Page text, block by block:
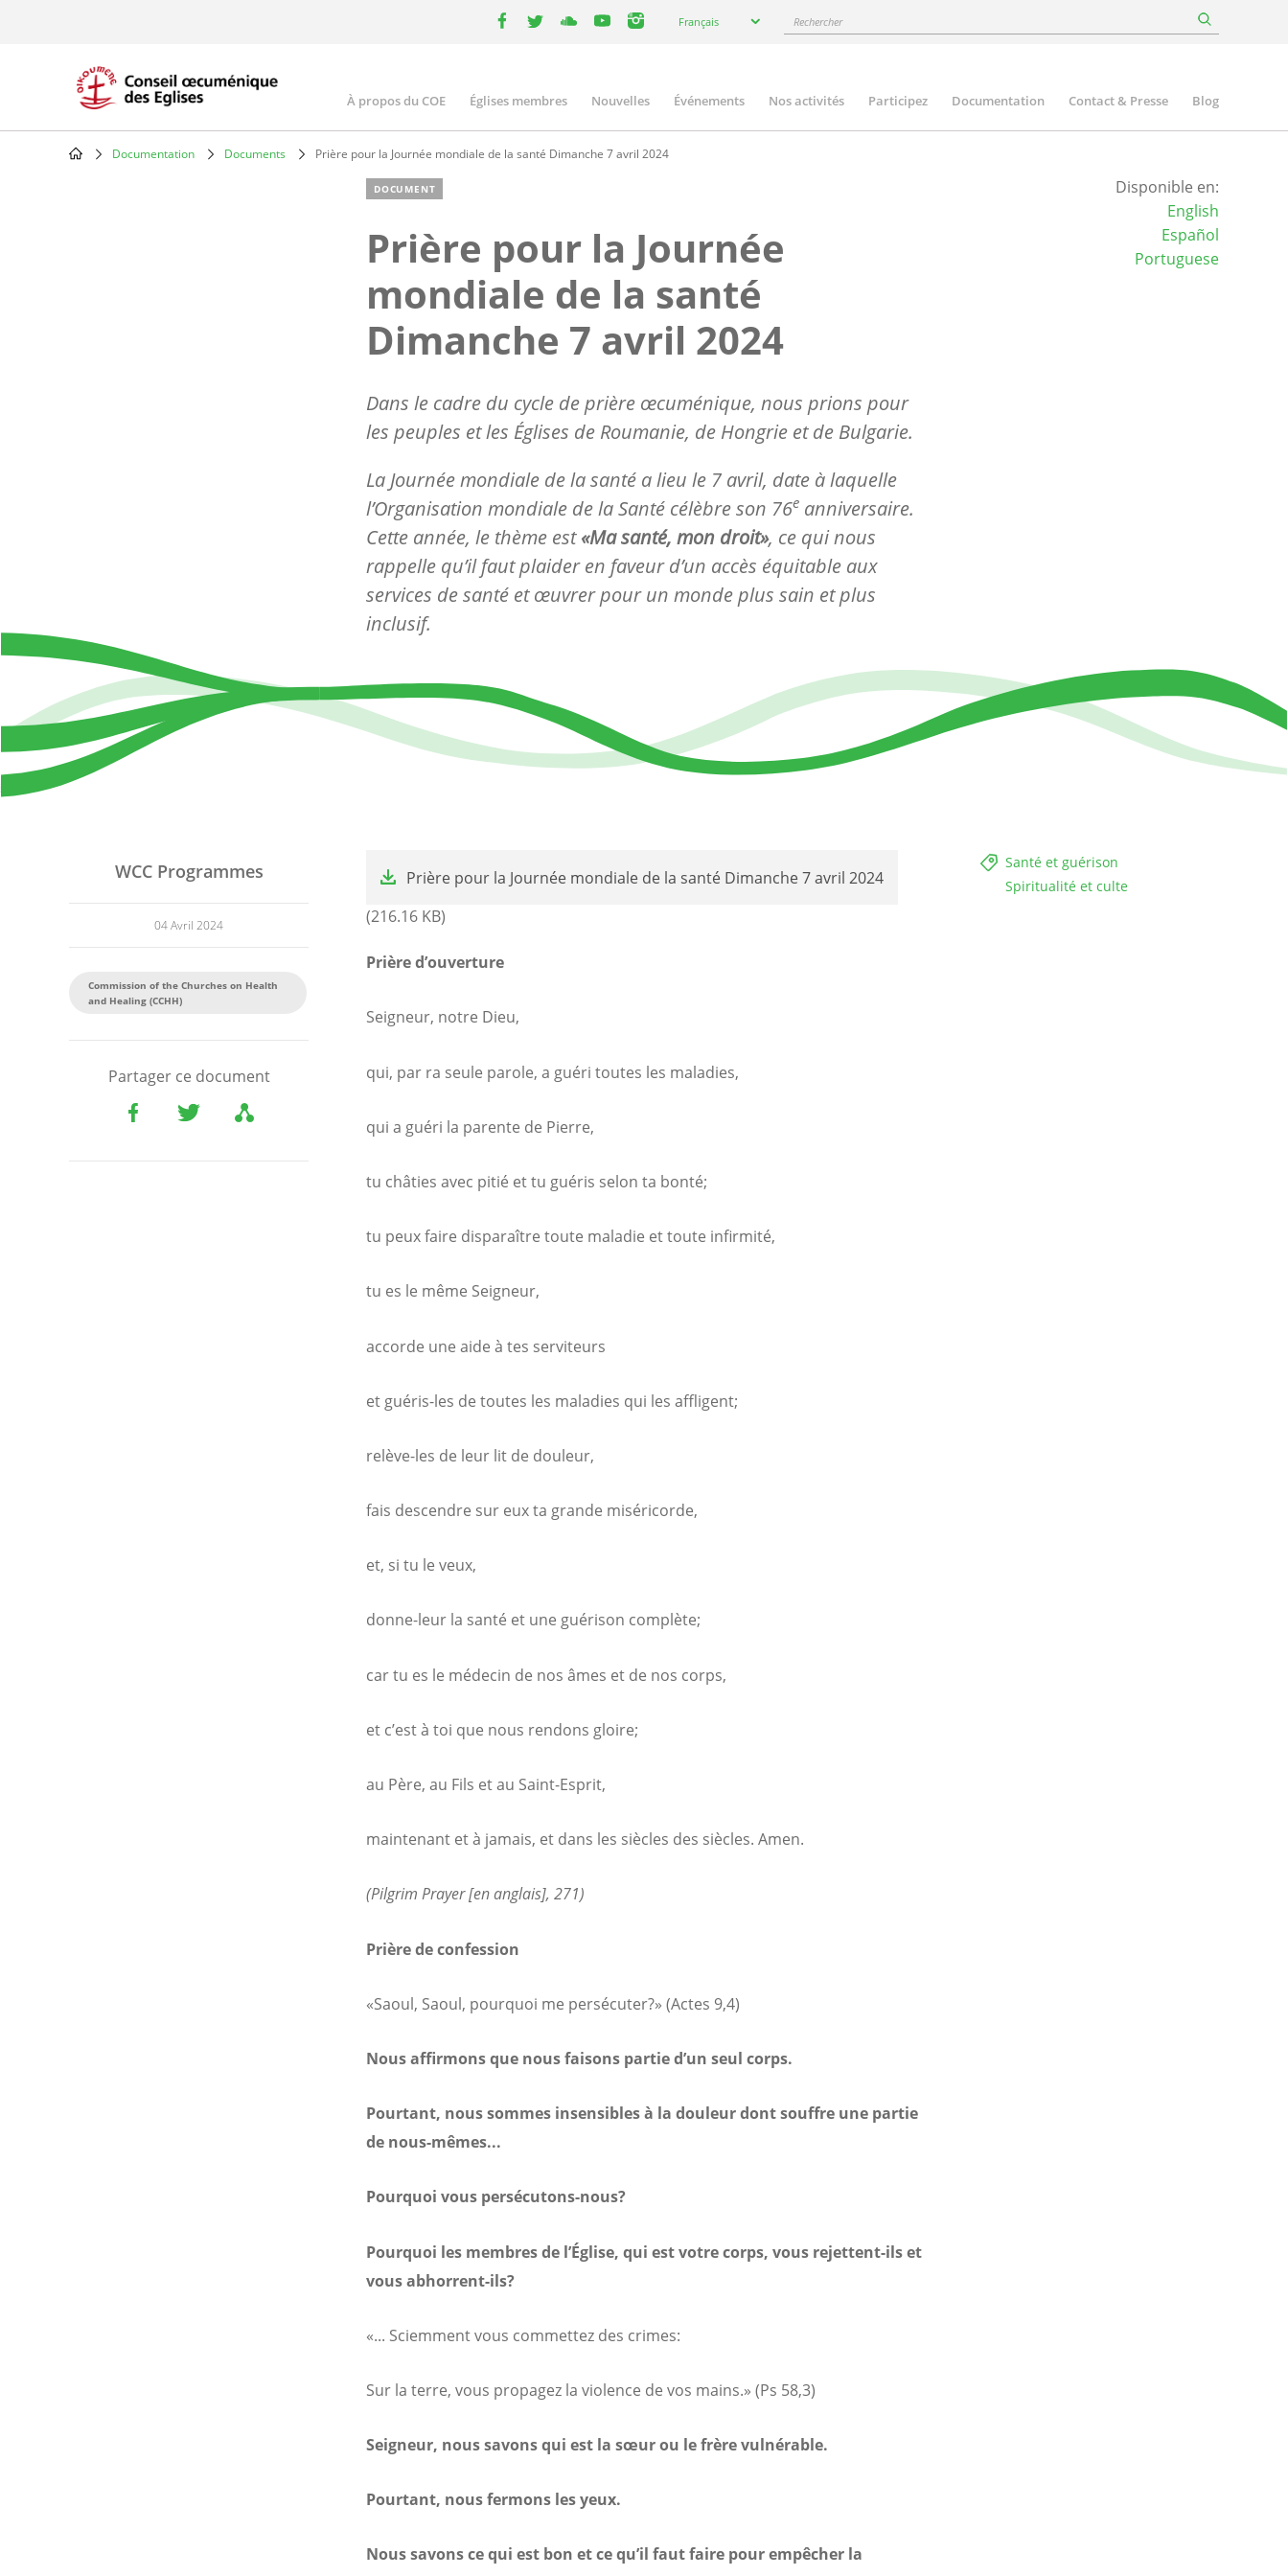
your
Français Rechercher
Main
navigation
À propos du COE Églises membres Nouvelles Événements Nos activités Participez Documentation Contact & Presse Blog
Documentation Documents Prière pour la Journée mondiale de la santé Dimanche 7 avril 2024
DOCUMENT
Prière pour la Journée
mondiale de la santé
Dimanche 7 avril 2024
Dans le cadre du cycle de prière œcuménique, nous prions pour
les peuples et les Églises de Roumanie, de Hongrie et de Bulgarie.
La Journée mondiale de la santé a lieu le 7 avril, date à laquelle
l’Organisation mondiale de la Santé célèbre son 76e anniversaire.
Cette année, le thème est«Ma santé, mon droit», ce qui nous
rappelle qu’il faut plaider en faveur d’un accès équitable aux
services de santé et œuvrer pour un monde plus sain et plus
inclusif.
Disponible en:
English
Español
Portuguese
WCC Programmes
04 Avril 2024
Commission of the Churches on Health
and Healing (CCHH)
Partager ce document
Santé et guérison
Spiritualité et culte
Prière pour la Journée mondiale de la santé Dimanche 7 avril 2024
(216.16 KB)
Prière d’ouverture
Seigneur, notre Dieu,
qui, par ra seule parole, a guéri toutes les maladies,
qui a guéri la parente de Pierre,
tu châties avec pitié et tu guéris selon ta bonté;
tu peux faire disparaître toute maladie et toute infirmité,
tu es le même Seigneur,
accorde une aide à tes serviteurs
et guéris-les de toutes les maladies qui les affligent;
relève-les de leur lit de douleur,
fais descendre sur eux ta grande miséricorde,
et, si tu le veux,
donne-leur la santé et une guérison complète;
car tu es le médecin de nos âmes et de nos corps,
et c’est à toi que nous rendons gloire;
au Père, au Fils et au Saint-Esprit,
maintenant et à jamais, et dans les siècles des siècles. Amen.
(Pilgrim Prayer[en anglais], 271)
Prière de confession
«Saoul, Saoul, pourquoi me persécuter?» (Actes 9,4)
Nous affirmons que nous faisons partie d’un seul corps.
Pourtant, nous sommes insensibles à la douleur dont souffre une partie
de nous-mêmes...
Pourquoi vous persécutons-nous?
Pourquoi les membres de l’Église, qui est votre corps, vous rejettent-ils et
vous abhorrent-ils?
«... Sciemment vous commettez des crimes:
Sur la terre, vous propagez la violence de vos mains.» (Ps 58,3)
Seigneur, nous savons qui est la sœur ou le frère vulnérable.
Pourtant, nous fermons les yeux.
Nous savons ce qui est bon et ce qu’il faut faire pour empêcher la